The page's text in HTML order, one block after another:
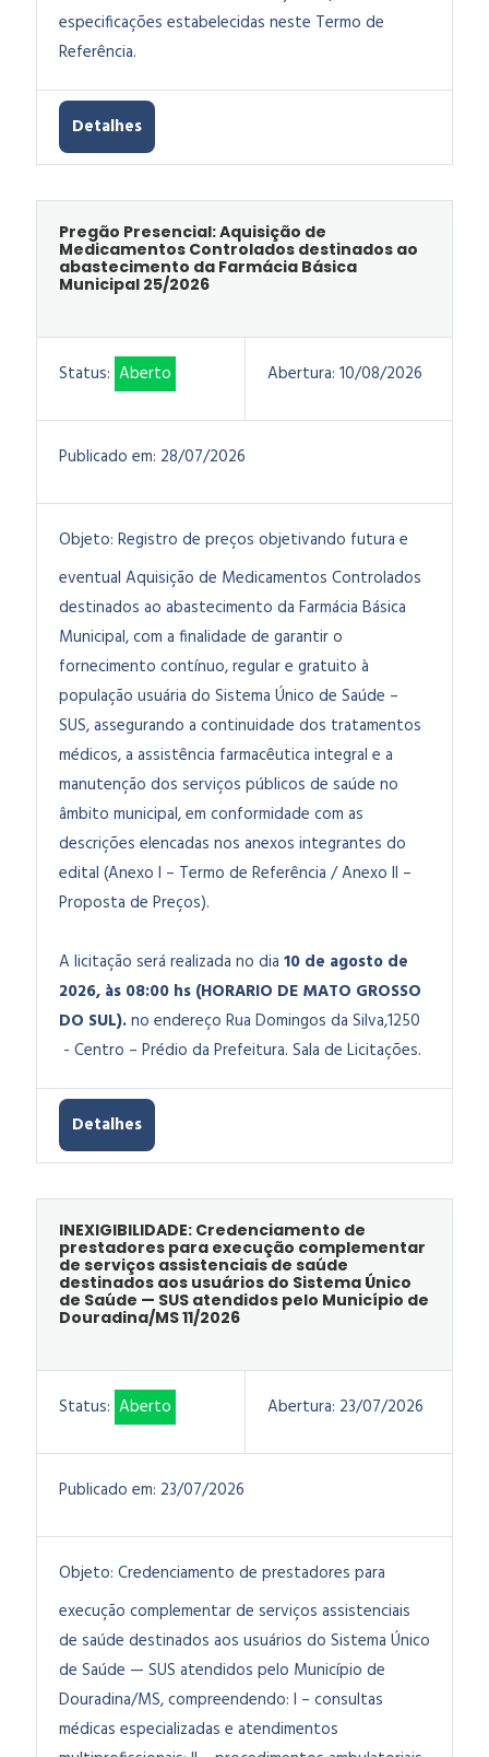
especificações estabelecidas neste Termo de
Referência.
Detalhes
Pregão Presencial: Aquisição de
Medicamentos Controlados destinados ao
abastecimento da Farmácia Básica
Municipal 25/2026
Status: Aberto Abertura: 10/08/2026
Publicado em: 28/07/2026
Objeto: Registro de preços objetivando futura e
eventual Aquisição de Medicamentos Controlados
destinados ao abastecimento da Farmácia Básica
Municipal, com a finalidade de garantir o
fornecimento contínuo, regular e gratuito à
população usuária do Sistema Único de Saúde –
SUS, assegurando a continuidade dos tratamentos
médicos, a assistência farmacêutica integral e a
manutenção dos serviços públicos de saúde no
âmbito municipal, em conformidade com as
descrições elencadas nos anexos integrantes do
edital (Anexo I – Termo de Referência / Anexo II –
Proposta de Preços).
A licitação será realizada no dia 10 de agosto de
2026, às 08:00 hs (HORARIO DE MATO GROSSO
DO SUL).no endereço Rua Domingos da Silva,1250
- Centro – Prédio da Prefeitura. Sala de Licitações.
Detalhes
INEXIGIBILIDADE: Credenciamento de
prestadores para execução complementar
de serviços assistenciais de saúde
destinados aos usuários do Sistema Único
de Saúde — SUS atendidos pelo Município de
Douradina/MS 11/2026
Status: Aberto Abertura: 23/07/2026
Publicado em: 23/07/2026
Objeto: Credenciamento de prestadores para
execução complementar de serviços assistenciais
de saúde destinados aos usuários do Sistema Único
de Saúde — SUS atendidos pelo Município de
Douradina/MS, compreendendo: I – consultas
médicas especializadas e atendimentos